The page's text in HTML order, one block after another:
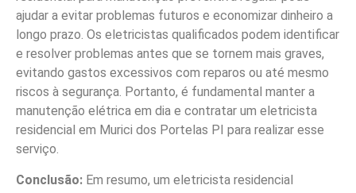
ajudar a evitar problemas futuros e economizar dinheiro a
longo prazo. Os eletricistas qualificados podem identificar
e resolver problemas antes que se tornem mais graves,
evitando gastos excessivos com reparos ou até mesmo
riscos à segurança. Portanto, é fundamental manter a
manutenção elétrica em dia e contratar um eletricista
residencial em Murici dos Portelas PI para realizar esse
serviço.
Conclusão: Em resumo, um eletricista residencial